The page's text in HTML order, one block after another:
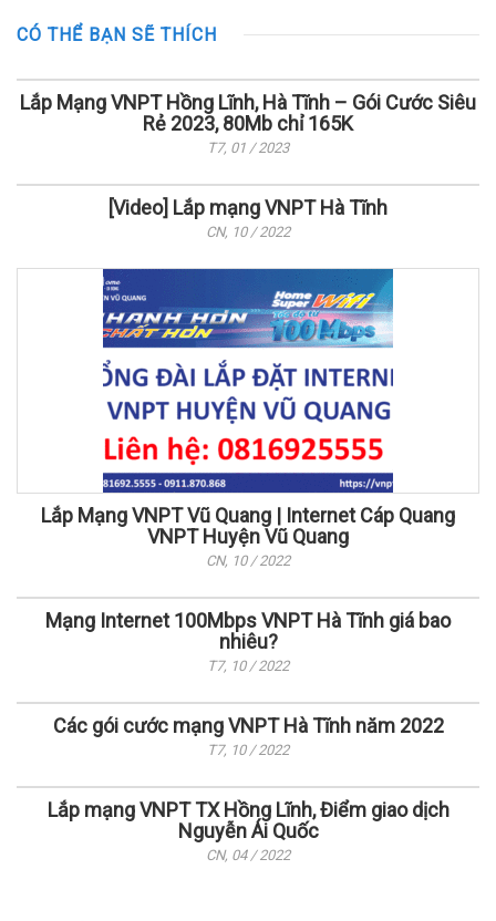
CÓ THỂ BẠN SẼ THÍCH
Lắp Mạng VNPT Hồng Lĩnh, Hà Tĩnh – Gói Cước Siêu
Rẻ 2023, 80Mb chỉ 165K
T7, 01 / 2023
[Video] Lắp mạng VNPT Hà Tĩnh
CN, 10 / 2022
Lắp Mạng VNPT Vũ Quang | Internet Cáp Quang
VNPT Huyện Vũ Quang
CN, 10 / 2022
Mạng Internet 100Mbps VNPT Hà Tĩnh giá bao
nhiêu?
T7, 10 / 2022
Các gói cước mạng VNPT Hà Tĩnh năm 2022
T7, 10 / 2022
Lắp mạng VNPT TX Hồng Lĩnh, Điểm giao dịch
Nguyễn Ái Quốc
CN, 04 / 2022